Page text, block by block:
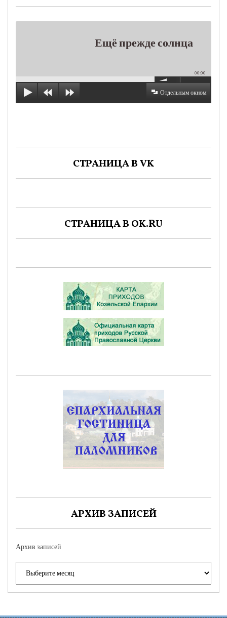
Ещё прежде солнца
00:00
Отдельным окном
СТРАНИЦА В VK
СТРАНИЦА В OK.RU
АРХИВ ЗАПИСЕЙ
Архив записей